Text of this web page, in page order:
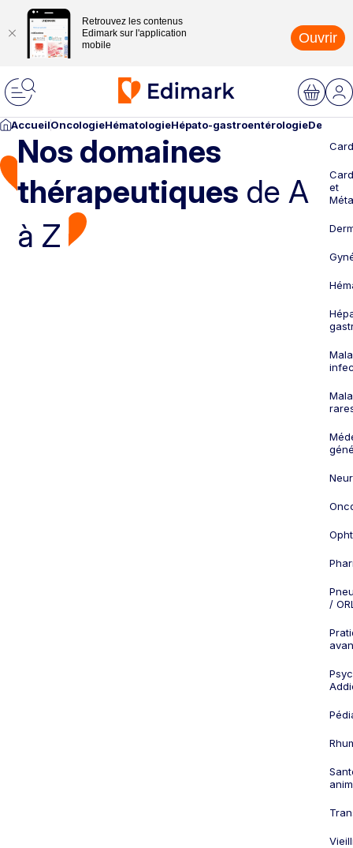
Retrouvez les contenus
Edimark sur l'application
mobile
Ouvrir
AccueilOncologieHématologieHépato-gastroentérologie
Nos domaines
thérapeutiques de A
à Z
et
/